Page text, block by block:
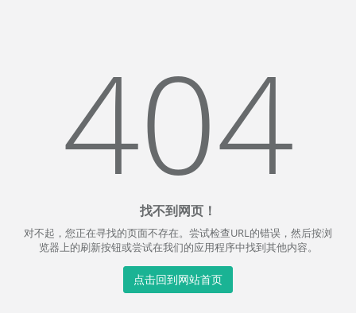
404
找不到网页！
对不起，您正在寻找的页面不存在。尝试检查URL的错误，然后按浏
览器上的刷新按钮或尝试在我们的应用程序中找到其他内容。
点击回到网站首页